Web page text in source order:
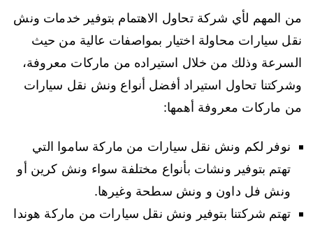
من المهم لأي شركة تحاول الاهتمام بتوفير خدمات ونش
نقل سيارات محاولة اختيار بمواصفات عالية من حيث
السرعة وذلك من خلال استيراده من ماركات معروفة،
وشركتنا تحاول استيراد أفضل أنواع ونش نقل سيارات
من ماركات معروفة أهمها:
نوفر لكم ونش نقل سيارات من ماركة ساموا التي
تهتم بتوفير ونشات بأنواع مختلفة سواء ونش كرين أو
ونش فل داون و ونش سطحة وغيرها.
تهتم شركتنا بتوفير ونش نقل سيارات من ماركة هوندا